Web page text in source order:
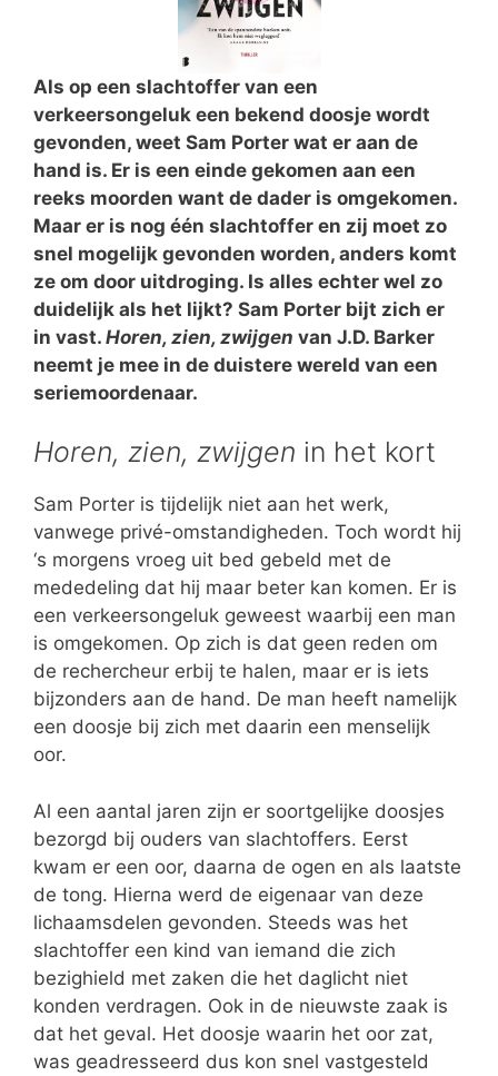
Als op een slachtoffer van een
verkeersongeluk een bekend doosje wordt
gevonden, weet Sam Porter wat er aan de
hand is. Er is een einde gekomen aan een
reeks moorden want de dader is omgekomen.
Maar er is nog één slachtoffer en zij moet zo
snel mogelijk gevonden worden, anders komt
ze om door uitdroging. Is alles echter wel zo
duidelijk als het lijkt? Sam Porter bijt zich er
in vast. Horen, zien, zwijgen van J.D. Barker
neemt je mee in de duistere wereld van een
seriemoordenaar.
Horen, zien, zwijgen in het kort
Sam Porter is tijdelijk niet aan het werk,
vanwege privé-omstandigheden. Toch wordt hij
‘s morgens vroeg uit bed gebeld met de
mededeling dat hij maar beter kan komen. Er is
een verkeersongeluk geweest waarbij een man
is omgekomen. Op zich is dat geen reden om
de rechercheur erbij te halen, maar er is iets
bijzonders aan de hand. De man heeft namelijk
een doosje bij zich met daarin een menselijk
oor.
Al een aantal jaren zijn er soortgelijke doosjes
bezorgd bij ouders van slachtoffers. Eerst
kwam er een oor, daarna de ogen en als laatste
de tong. Hierna werd de eigenaar van deze
lichaamsdelen gevonden. Steeds was het
slachtoffer een kind van iemand die zich
bezighield met zaken die het daglicht niet
konden verdragen. Ook in de nieuwste zaak is
dat het geval. Het doosje waarin het oor zat,
was geadresseerd dus kon snel vastgesteld